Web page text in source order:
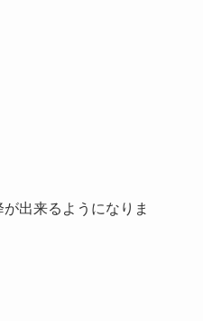
出来るようになりま